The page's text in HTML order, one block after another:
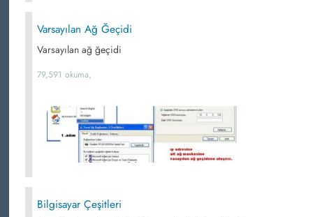
Varsayılan Ağ Ğeçidi
Varsayılan ağ ğeçidi
79,591 okuma,
Bilgisayar Çeşitleri